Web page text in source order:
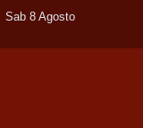
Sab 8 Agosto